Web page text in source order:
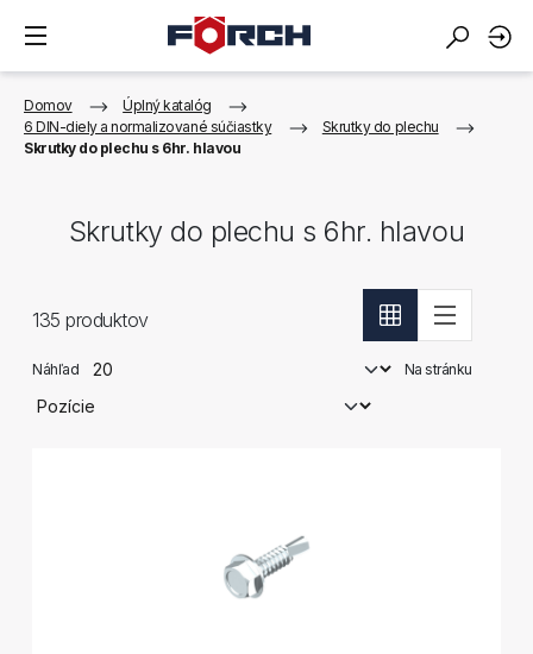
Domov
Úplný katalóg
6 DIN-diely a normalizované súčiastky
Skrutky do plechu
Skrutky do plechu s 6hr. hlavou
Skrutky do plechu s 6hr. hlavou
135 produktov
Náhľad Na stránku